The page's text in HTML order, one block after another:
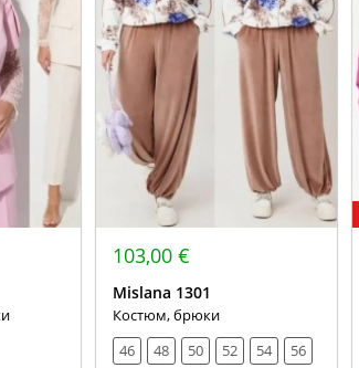
103,00 €
Mislana 1301
Костюм, брюки
46
48 50 52 54 56